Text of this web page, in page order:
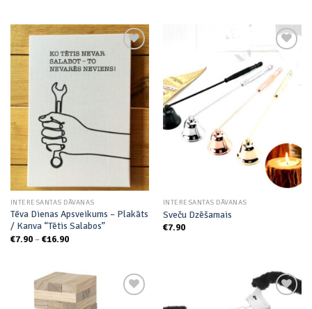
€16.90
Add to
wishlist
INTERESANTAS DĀVANAS
Tēva Dienas Apsveikums – Plakāts
/ Kanva “Tētis Salabos”
€7.90 –€16.90Price
€16.90
Add to
wishlist
INTERESANTAS DĀVANAS
Sveču Dzēšamais
€7.90